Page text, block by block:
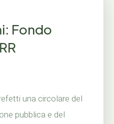
Fondo
una circolare del
pubblica e del